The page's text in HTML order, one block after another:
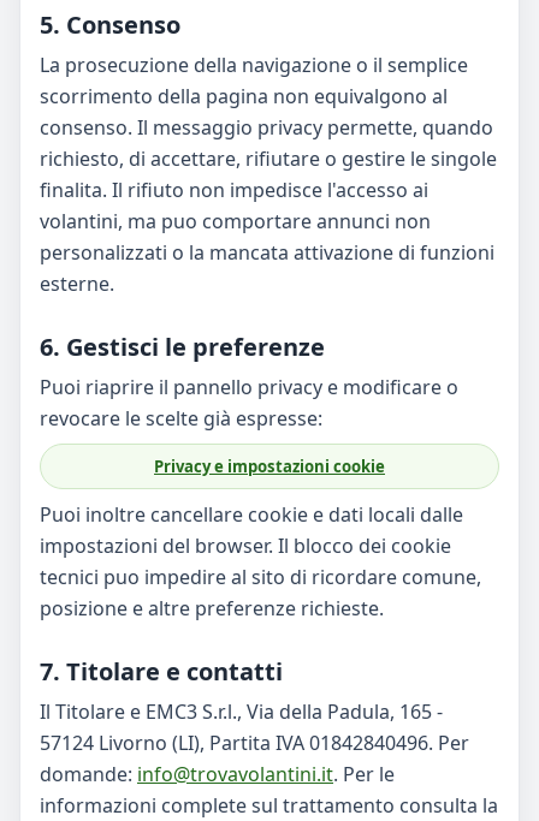
5. Consenso
La prosecuzione della navigazione o il semplice
scorrimento della pagina non equivalgono al
consenso. Il messaggio privacy permette, quando
richiesto, di accettare, rifiutare o gestire le singole
finalita. Il rifiuto non impedisce l'accesso ai
volantini, ma puo comportare annunci non
personalizzati o la mancata attivazione di funzioni
esterne.
6. Gestisci le preferenze
Puoi riaprire il pannello privacy e modificare o
revocare le scelte già espresse:
Privacy e impostazioni cookie
Puoi inoltre cancellare cookie e dati locali dalle
impostazioni del browser. Il blocco dei cookie
tecnici puo impedire al sito di ricordare comune,
posizione e altre preferenze richieste.
7. Titolare e contatti
Il Titolare e EMC3 S.r.l., Via della Padula, 165 -
57124 Livorno (LI), Partita IVA 01842840496. Per
domande: info@trovavolantini.it. Per le
informazioni complete sul trattamento consulta la